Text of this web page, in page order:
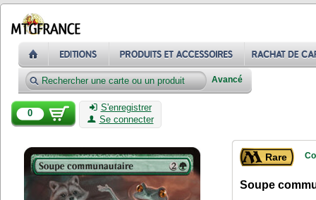
Avancé
0
S'enregistrer
Se connecter
Rare
Soupe